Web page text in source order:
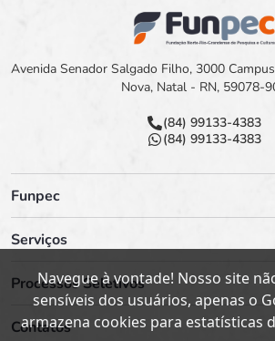
Avenida Senador Salgado Filho, 3000
Nova, Natal - RN, 59078-
(84) 99133-4383
(84) 99133-4383
Funpec
Serviços
Processos Seletivos
Contatos
Navegue à vontade! Nosso site
sensíveis dos usuários, apenas o
armazena cookies para estatísticas